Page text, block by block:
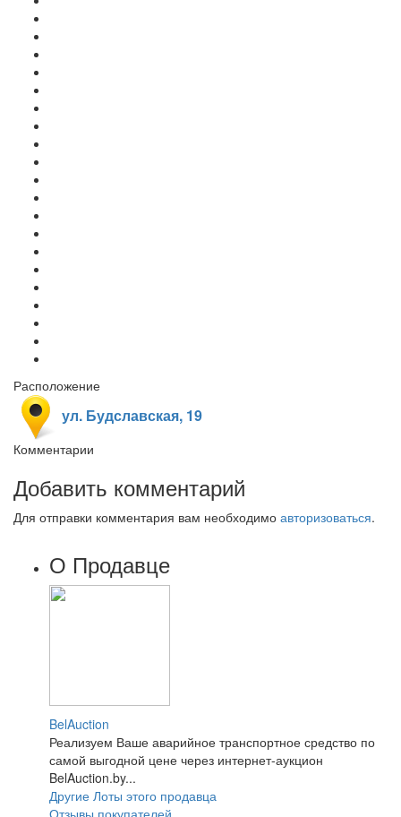
Расположение
ул. Будславская, 19
Комментарии
Добавить комментарий
Для отправки комментария вам необходимо авторизоваться.
О Продавце
BelAuction
Реализуем Ваше аварийное транспортное средство по
самой выгодной цене через интернет-аукцион
BelAuction.by...
Другие Лоты этого продавца
Отзывы покупателей